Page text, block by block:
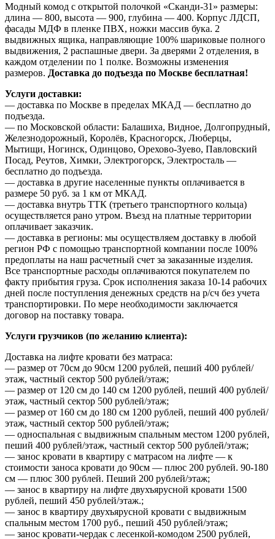
Модный комод с открытой полочкой «Сканди-31» размеры:
длина — 800, высота — 900, глубина — 400. Корпус ЛДСП,
фасады МДФ в пленке ПВХ, ножки массив бука. 2
выдвижных ящика, направляющие 100% шариковые полного
выдвижения, 2 распашные двери. За дверями 2 отделения, в
каждом отделении по 1 полке. Возможны изменения
размеров. Доставка до подъезда по Москве бесплатная!
Услуги доставки:
— доставка по Москве в пределах МКАД — бесплатно до
подъезда.
— по Московской области: Балашиха, Видное, Долгопрудный,
Железнодорожный, Королёв, Красногорск, Люберцы,
Мытищи, Ногинск, Одинцово, Орехово-Зуево, Павловский
Посад, Реутов, Химки, Электрогорск, Электросталь —
бесплатно до подъезда.
— доставка в другие населенные пункты оплачивается в
размере 50 руб. за 1 км от МКАД.
— доставка внутрь ТТК (третьего транспортного кольца)
осуществляется рано утром. Въезд на платные территории
оплачивает заказчик.
— доставка в регионы: мы осуществляем доставку в любой
регион РФ с помощью транспортной компании после 100%
предоплаты на наш расчетный счет за заказанные изделия.
Все транспортные расходы оплачиваются покупателем по
факту прибытия груза. Срок исполнения заказа 10-14 рабочих
дней после поступления денежных средств на р/сч без учета
транспортировки. По мере необходимости заключается
договор на поставку товара.
Услуги грузчиков (по желанию клиента):
Доставка на лифте кровати без матраса:
— размер от 70см до 90см 1200 рублей, пеший 400 рублей/
этаж, частный сектор 500 рублей/этаж;
— размер от 120 см до 140 см 1200 рублей, пеший 400 рублей/
этаж, частный сектор 500 рублей/этаж;
— размер от 160 см до 180 см 1200 рублей, пеший 400 рублей/
этаж, частный сектор 500 рублей/этаж;
— односпальная с выдвижным спальным местом 1200 рублей,
пеший 400 рублей/этаж, частный сектор 500 рублей/этаж;
— занос кровати в квартиру с матрасом на лифте — к
стоимости заноса кровати до 90см — плюс 200 рублей. 90-180
см — плюс 300 рублей. Пеший 200 рублей/этаж;
— занос в квартиру на лифте двухъярусной кровати 1500
рублей, пеший 450 рублей/этаж.;
— занос в квартиру двухъярусной кровати с выдвижным
спальным местом 1700 руб., пеший 450 рублей/этаж;
— занос кровати-чердак с лесенкой-комодом 2500 рублей,